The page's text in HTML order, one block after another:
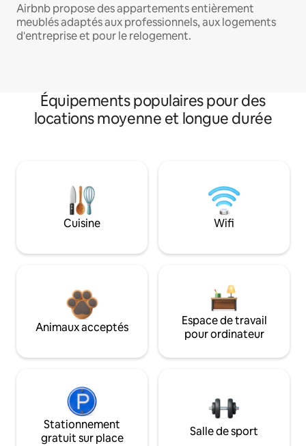
Airbnb propose des appartements entièrement
meublés adaptés aux professionnels, aux logements
d'entreprise et pour le relogement.
Équipements populaires pour des
locations moyenne et longue durée
Cuisine Wifi
Animaux acceptés
Espace de travail
pour ordinateur
Stationnement
gratuit sur place
Salle de sport